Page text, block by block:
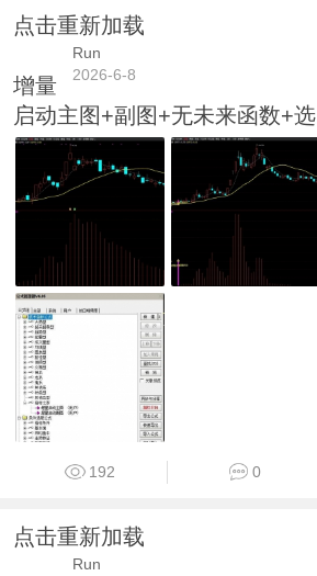
点击重新加载
Run
2026-6-8
增量
启动主图+副图+无未来函数+选
192 0
点击重新加载
Run